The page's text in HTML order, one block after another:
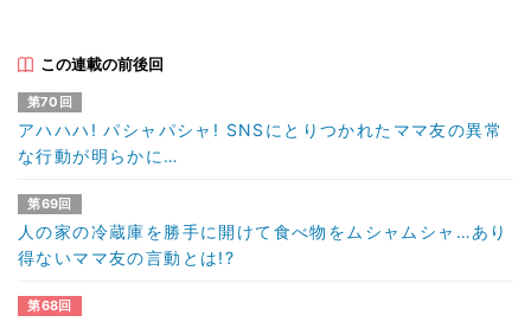
この連載の前後回
第70回
アハハハ! パシャパシャ! SNSにとりつかれたママ友の異常
な行動が明らかに…
第69回
人の家の冷蔵庫を勝手に開けて食べ物をムシャムシャ…あり
得ないママ友の言動とは!?
第68回